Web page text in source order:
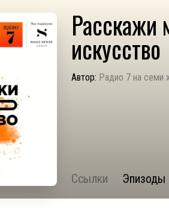
Расскажи
искусство
Автор: Радио 7 на семи
Ссылки Эпизоды